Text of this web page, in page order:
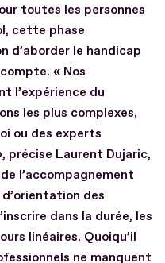
toutes les personnes
cette phase
d’aborder le handicap
« Nos
l’expérience du
les plus complexes,
ou des experts
précise Laurent Dujaric,
l’accompagnement
des
dans la durée, les
linéaires. Quoiqu’il
ne manquent